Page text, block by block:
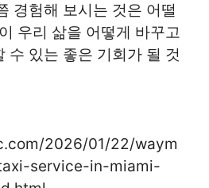
경험해 보시는 것은 어떨
우리 삶을 어떻게 바꾸고
수 있는 좋은 기회가 될 것
2026/01/22/waym
service-in-miami-